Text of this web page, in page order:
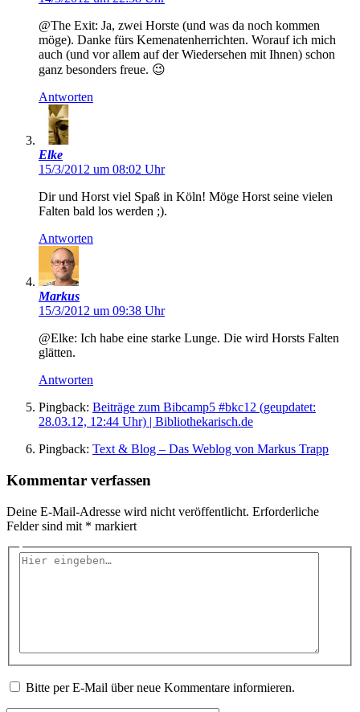
@The Exit: Ja, zwei Horste (und was da noch kommen
möge). Danke fürs Kemenatenherrichten. Worauf ich mich
auch (und vor allem auf der Wiedersehen mit Ihnen) schon
ganz besonders freue. 😉
Antworten
Elke
15/3/2012 um 08:02 Uhr
Dir und Horst viel Spaß in Köln! Möge Horst seine vielen
Falten bald los werden ;).
Antworten
Markus
15/3/2012 um 09:38 Uhr
@Elke: Ich habe eine starke Lunge. Die wird Horsts Falten
glätten.
Antworten
Pingback: Beiträge zum Bibcamp5 #bkc12 (geupdatet:
28.03.12, 12:44 Uhr) | Bibliothekarisch.de
Pingback: Text & Blog – Das Weblog von Markus Trapp
Kommentar verfassen
Deine E-Mail-Adresse wird nicht veröffentlicht. Erforderliche
Felder sind mit * markiert
Hier
Bitte per E-Mail über neue Kommentare informieren.